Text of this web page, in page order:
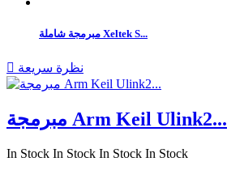
مبرمجة شاملة Xeltek S...
 نظرة سريعة
مبرمجة Arm Keil Ulink2...
In Stock In Stock In Stock In Stock